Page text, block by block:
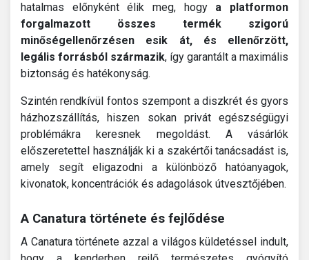
hatalmas előnyként élik meg, hogy a platformon
forgalmazott összes termék szigorú
minőségellenőrzésen esik át, és ellenőrzött,
legális forrásból származik, így garantált a maximális
biztonság és hatékonyság.
Szintén rendkívül fontos szempont a diszkrét és gyors
házhozszállítás, hiszen sokan privát egészségügyi
problémákra keresnek megoldást. A vásárlók
előszeretettel használják ki a szakértői tanácsadást is,
amely segít eligazodni a különböző hatóanyagok,
kivonatok, koncentrációk és adagolások útvesztőjében.
A Canatura története és fejlődése
A Canatura története azzal a világos küldetéssel indult,